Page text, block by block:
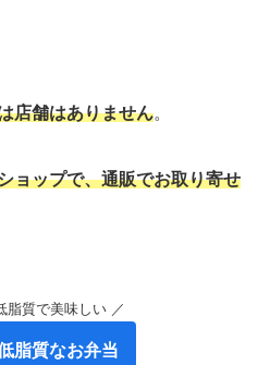
店舗はありません。
ョップで、通販でお取り寄せ
脂質で美味しい ／
脂質なお弁当